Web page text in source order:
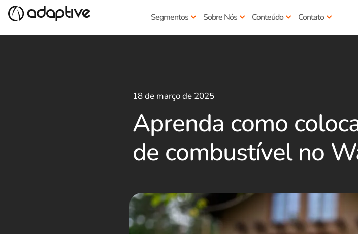
Segmentos Sobre Nós Conteúdo Contato
18 de março de 2025
Aprenda como
de combustível no